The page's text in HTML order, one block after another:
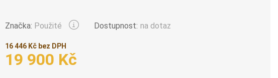
Značka: Použité Dostupnost: na dotaz
16 446 Kč bez DPH
19 900 Kč